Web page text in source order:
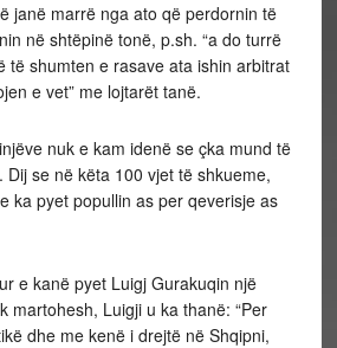
janë marrë nga ato që perdornin të
në shtëpinë tonë, p.sh. “a do turrë
të shumten e rasave ata ishin arbitrat
e vet” me lojtarët tanë.
nuk e kam idenë se çka mund të
Dij se në këta 100 vjet të shkueme,
ka pyet popullin as per qeverisje as
e kanë pyet Luigj Gurakuqin një
martohesh, Luigji u ka thanë: “Per
dhe me kenë i drejtë në Shqipni,